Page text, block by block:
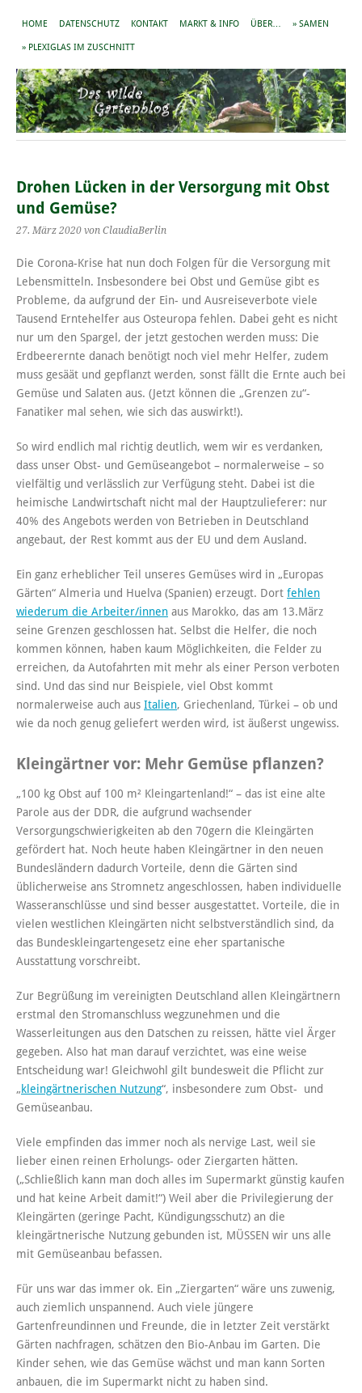
HOME DATENSCHUTZ KONTAKT MARKT & INFO ÜBER… » SAMEN
» PLEXIGLAS IM ZUSCHNITT
Drohen Lücken in der Versorgung mit Obst
und Gemüse?
27. März 2020 von ClaudiaBerlin
Die Corona-Krise hat nun doch Folgen für die Versorgung mit
Lebensmitteln. Insbesondere bei Obst und Gemüse gibt es
Probleme, da aufgrund der Ein- und Ausreiseverbote viele
Tausend Erntehelfer aus Osteuropa fehlen. Dabei geht es nicht
nur um den Spargel, der jetzt gestochen werden muss: Die
Erdbeerernte danach benötigt noch viel mehr Helfer, zudem
muss gesäät und gepflanzt werden, sonst fällt die Ernte auch bei
Gemüse und Salaten aus. (Jetzt können die „Grenzen zu“-
Fanatiker mal sehen, wie sich das auswirkt!).
So wird endlich mal richtig deutlich, wem wir es verdanken,
dass unser Obst- und Gemüseangebot – normalerweise – so
vielfältig und verlässlich zur Verfügung steht. Dabei ist die
heimische Landwirtschaft nicht mal der Hauptzulieferer: nur
40% des Angebots werden von Betrieben in Deutschland
angebaut, der Rest kommt aus der EU und dem Ausland.
Ein ganz erheblicher Teil unseres Gemüses wird in „Europas
Gärten“ Almeria und Huelva (Spanien) erzeugt. Dort fehlen
wiederum die Arbeiter/innen aus Marokko, das am 13.März
seine Grenzen geschlossen hat. Selbst die Helfer, die noch
kommen können, haben kaum Möglichkeiten, die Felder zu
erreichen, da Autofahrten mit mehr als einer Person verboten
sind. Und das sind nur Beispiele, viel Obst kommt
normalerweise auch aus Italien, Griechenland, Türkei – ob und
wie da noch genug geliefert werden wird, ist äußerst ungewiss.
Kleingärtner vor: Mehr Gemüse pflanzen?
„100 kg Obst auf 100 m² Kleingartenland!“ – das ist eine alte
Parole aus der DDR, die aufgrund wachsender
Versorgungschwierigkeiten ab den 70gern die Kleingärten
gefördert hat. Noch heute haben Kleingärtner in den neuen
Bundesländern dadurch Vorteile, denn die Gärten sind
üblicherweise ans Stromnetz angeschlossen, haben individuelle
Wasseranschlüsse und sind besser ausgestattet. Vorteile, die in
vielen westlichen Kleingärten nicht selbstverständlich sind, da
das Bundeskleingartengesetz eine eher spartanische
Ausstattung vorschreibt.
Zur Begrüßung im vereinigten Deutschland allen Kleingärtnern
erstmal den Stromanschluss wegzunehmen und die
Wasserleitungen aus den Datschen zu reissen, hätte viel Ärger
gegeben. Also hat man darauf verzichtet, was eine weise
Entscheidung war! Gleichwohl gilt bundesweit die Pflicht zur
„kleingärtnerischen Nutzung“, insbesondere zum Obst- und
Gemüseanbau.
Viele empfinden das immer noch als nervige Last, weil sie
lieber einen reinen Erholungs- oder Ziergarten hätten.
(„Schließlich kann man doch alles im Supermarkt günstig kaufen
und hat keine Arbeit damit!“) Weil aber die Privilegierung der
Kleingärten (geringe Pacht, Kündigungsschutz) an die
kleingärtnerische Nutzung gebunden ist, MÜSSEN wir uns alle
mit Gemüseanbau befassen.
Für uns war das immer ok. Ein „Ziergarten“ wäre uns zuwenig,
auch ziemlich unspannend. Auch viele jüngere
Gartenfreundinnen und Freunde, die in letzter Zeit verstärkt
Gärten nachfragen, schätzen den Bio-Anbau im Garten. Die
Kinder sehen, wie das Gemüse wächst und man kann Sorten
anbauen, die im Supermarkt nicht zu haben sind.